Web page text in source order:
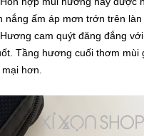
ấm áp mơn trớn trên làn
cam quýt đăng đắng
Tầng hương cuối thơm
hơn.